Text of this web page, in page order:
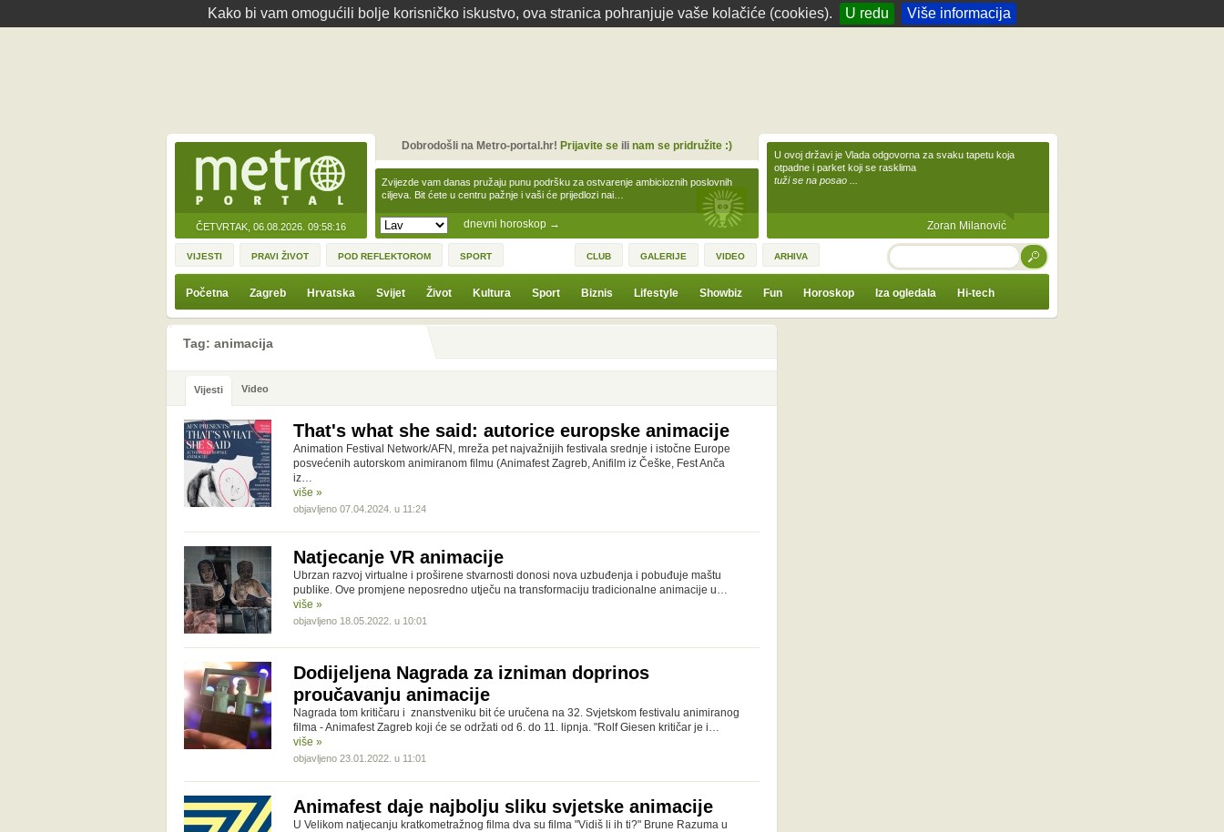
Kako bi vam omogućili bolje korisničko iskustvo, ova stranica pohranjuje vaše kolačiće (cookies). U redu Više informacija
ČETVRTAK, 06.08.2026. 09:58:16 dnevni horoskop →
Zvijezde vam danas pružaju punu podršku za ostvarenje ambicioznih poslovnih
ciljeva. Bit ćete u centru pažnje i vaši će prijedlozi nai…
Dobrodošli na Metro-portal.hr! Prijavite seili nam se pridružite :)
U ovoj državi je Vlada odgovorna za svaku tapetu koja
otpadne i parket koji se rasklima
tuži se na posao ...
Zoran Milanović
VIJESTI PRAVI ŽIVOT POD REFLEKTOROM SPORT CLUB GALERIJE VIDEO ARHIVA TRAŽI
Početna Zagreb Hrvatska Svijet Život Kultura Sport Biznis Lifestyle Showbiz Fun Horoskop Iza ogledala Hi-tech
Tag: animacija
Vijesti Video
That's what she said: autorice europske animacije
Animation Festival Network/AFN, mreža pet najvažnijih festivala srednje i istočne Europe
posvećenih autorskom animiranom filmu (Animafest Zagreb, Anifilm iz Češke, Fest Anča
iz…
više »
objavljeno 07.04.2024. u 11:24
Natjecanje VR animacije
Ubrzan razvoj virtualne i proširene stvarnosti donosi nova uzbuđenja i pobuđuje maštu
publike. Ove promjene neposredno utječu na transformaciju tradicionalne animacije u…
više »
objavljeno 18.05.2022. u 10:01
Dodijeljena Nagrada za izniman doprinos
proučavanju animacije
Nagrada tom kritičaru i znanstveniku bit će uručena na 32. Svjetskom festivalu animiranog
filma - Animafest Zagreb koji će se održati od 6. do 11. lipnja. "Rolf Giesen kritičar je i…
više »
objavljeno 23.01.2022. u 11:01
Animafest daje najbolju sliku svjetske animacije
U Velikom natjecanju kratkometražnog filma dva su filma "Vidiš li ih ti?" Brune Razuma u